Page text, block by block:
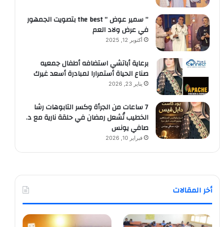
” سمير عوض ” the best بتصويت الجمهور
في عرض ولاد العم
أكتوبر 12, 2025
برعاية أباتشي استضافه أطفال جمعيه
صناع الحياة أستمرارا لمبادرة أسعد غيرك
يناير 23, 2026
7 ساعات من الجرأة وكسر التابوهات رشا
الخطيب تُشعل رمضان في حلقة نارية مع د.
صافي يونس
فبراير 10, 2026
أخر المقالات